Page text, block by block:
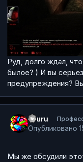
Руд, долго ждал,
былое? ) И вы
предупреждения?
Ururu
Опубликовано
Мы же обсудили